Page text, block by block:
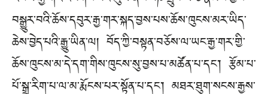
བསྒྱུར་བའི་ཆོས་དབུར་རྒྱ་གར་སྐད་བྱས་པས་ཆོས་ཁུངས་མར་ཡིད་
ཆེས་བྱེད་པའི་རྒྱུ་ཡིན་ལ། བོད་ཀྱི་བསྟན་བཅོས་ལ་ཡང་རྒྱ་གར་གྱི་
ཆོས་ཁུངས་མ་དེ་དག་གིས་ཁུངས་སུ་བྱས་པ་མཚོན་པ་དང༌། རྩོམ་པ་
པོ་སྒྲ་རིག་པ་ལ་མ་རྨོངས་པར་སྟོན་པ་དང༌། མཐར་ཐུག་སངས་རྒྱས་